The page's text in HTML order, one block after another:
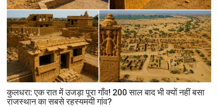
में
किया
बड़ा
मिशन,
स्पेस
स्टेशन
की
बिजली
क्षमता
कुलधरा: एक रात में उजड़ा पूरा गाँव! 200 साल बाद भी क्यों नहीं बसा
राजस्थान का सबसे रहस्यमयी गांव?